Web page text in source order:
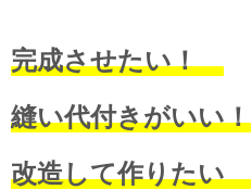
完成させたい！
縫い代付きがいい！
改造して作りたい